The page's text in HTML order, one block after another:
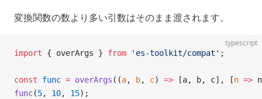
変換関数の数より多い引数はそのまま渡されます。
typescript
import { overArgs } from 'es-toolkit/compat' ;
const func = overArgs ((a, b, c) => [a, b, c], [n =>
func(5, 10, 15);